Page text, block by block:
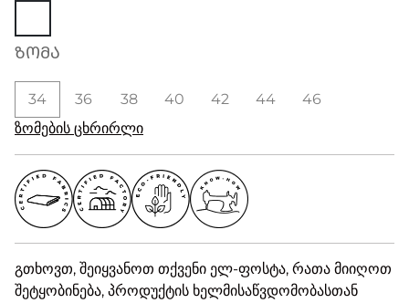
ᲖᲝᲛᲐ
34 36 38 40 42 44
46
ზომების ცხრირლი
გთხოვთ, შეიყვანოთ თქვენი ელ-ფოსტა, რათა მიიღოთ
შეტყობინება, პროდუქტის ხელმისაწვდომობასთან